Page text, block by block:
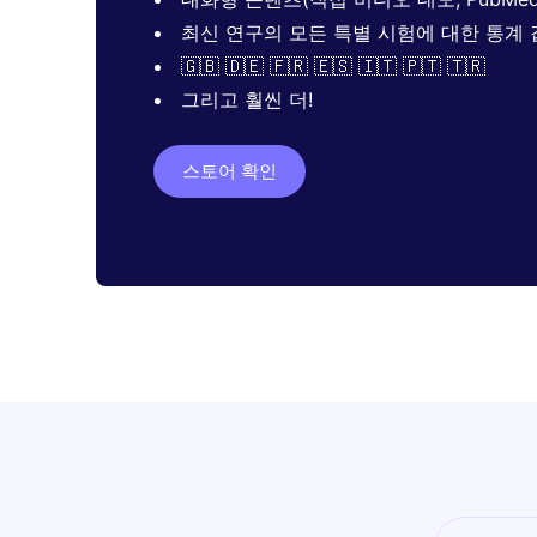
최신 연구의 모든 특별 시험에 대한 통계
🇬🇧 🇩🇪 🇫🇷 🇪🇸 🇮🇹 🇵🇹 🇹🇷
그리고 훨씬 더!
스토어 확인